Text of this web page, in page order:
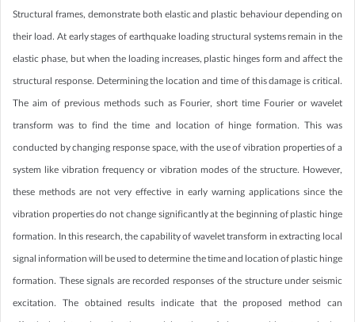
Structural frames, demonstrate both elastic and plastic behaviour depending on
their load. At early stages of earthquake loading structural systems remain in the
elastic phase, but when the loading increases, plastic hinges form and affect the
structural response. Determining the location and time of this damage is critical.
The aim of previous methods such as Fourier, short time Fourier or wavelet
transform was to find the time and location of hinge formation. This was
conducted by changing response space, with the use of vibration properties of a
system like vibration frequency or vibration modes of the structure. However,
these methods are not very effective in early warning applications since the
vibration properties do not change significantly at the beginning of plastic hinge
formation. In this research, the capability of wavelet transform in extracting local
signal information will be used to determine the time and location of plastic hinge
formation. These signals are recorded responses of the structure under seismic
excitation. The obtained results indicate that the proposed method can